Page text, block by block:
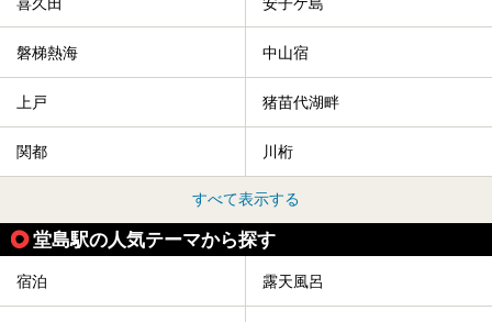
磐梯熱海 中山宿
上戸 猪苗代湖畔
関都 川桁
すべて表示する
堂島駅の人気テーマから探す
宿泊 露天風呂